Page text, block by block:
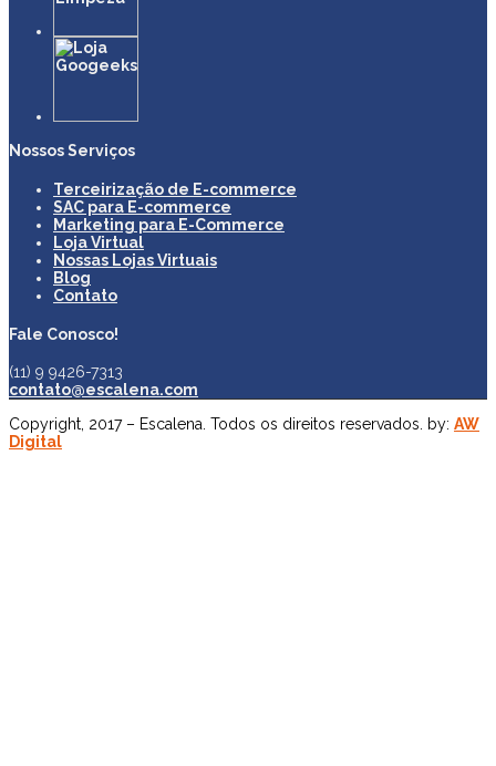
Nossos Serviços
Terceirização de E-commerce
SAC para E-commerce
Marketing para E-Commerce
Loja Virtual
Nossas Lojas Virtuais
Blog
Contato
Fale Conosco!
(11) 9 9426-7313
contato@escalena.com
Copyright, 2017 – Escalena. Todos os direitos reservados. by: AW
Digital